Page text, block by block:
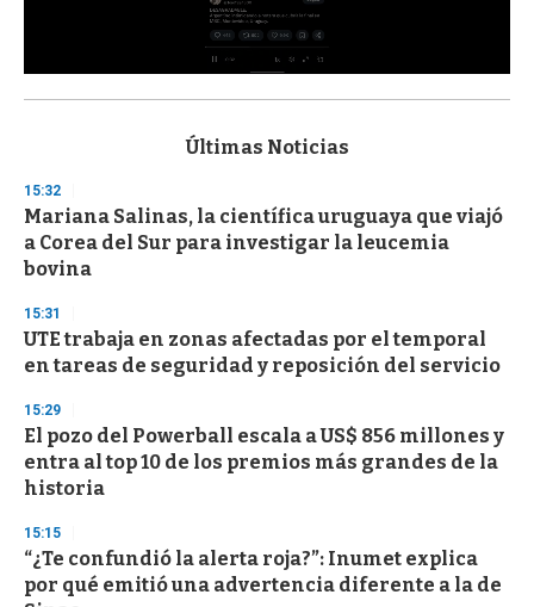
s
d
s
o
f
3
s
e
c
o
d
s
Últimas Noticias
15:32
Mariana Salinas, la científica uruguaya que viajó
a Corea del Sur para investigar la leucemia
bovina
15:31
UTE trabaja en zonas afectadas por el temporal
en tareas de seguridad y reposición del servicio
15:29
El pozo del Powerball escala a US$ 856 millones y
entra al top 10 de los premios más grandes de la
historia
15:15
“¿Te confundió la alerta roja?”: Inumet explica
por qué emitió una advertencia diferente a la de